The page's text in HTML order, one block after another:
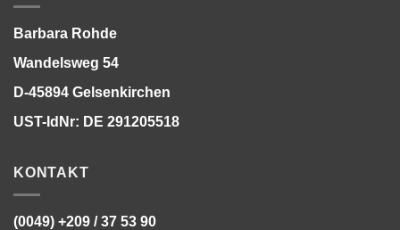
Barbara Rohde
Wandelsweg 54
D-45894 Gelsenkirchen
UST-IdNr: DE 291205518
KONTAKT
(0049) +209 / 37 53 90